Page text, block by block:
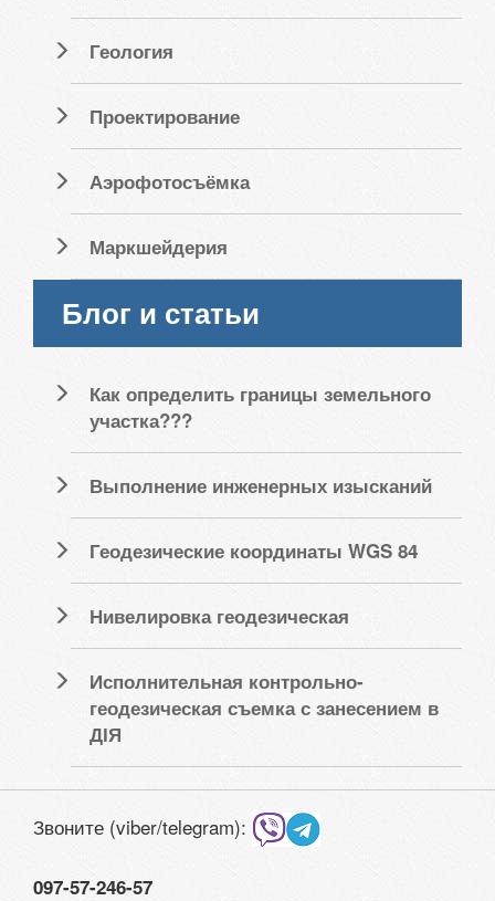
Геология
Проектирование
Аэрофотосъёмка
Маркшейдерия
Блог и статьи
Как определить границы земельного
участка???
Выполнение инженерных изысканий
Геодезические координаты WGS 84
Нивелировка геодезическая
Исполнительная контрольно-
геодезическая съемка с занесением в
ДІЯ
Звоните (viber/telegram):
097-57-246-57